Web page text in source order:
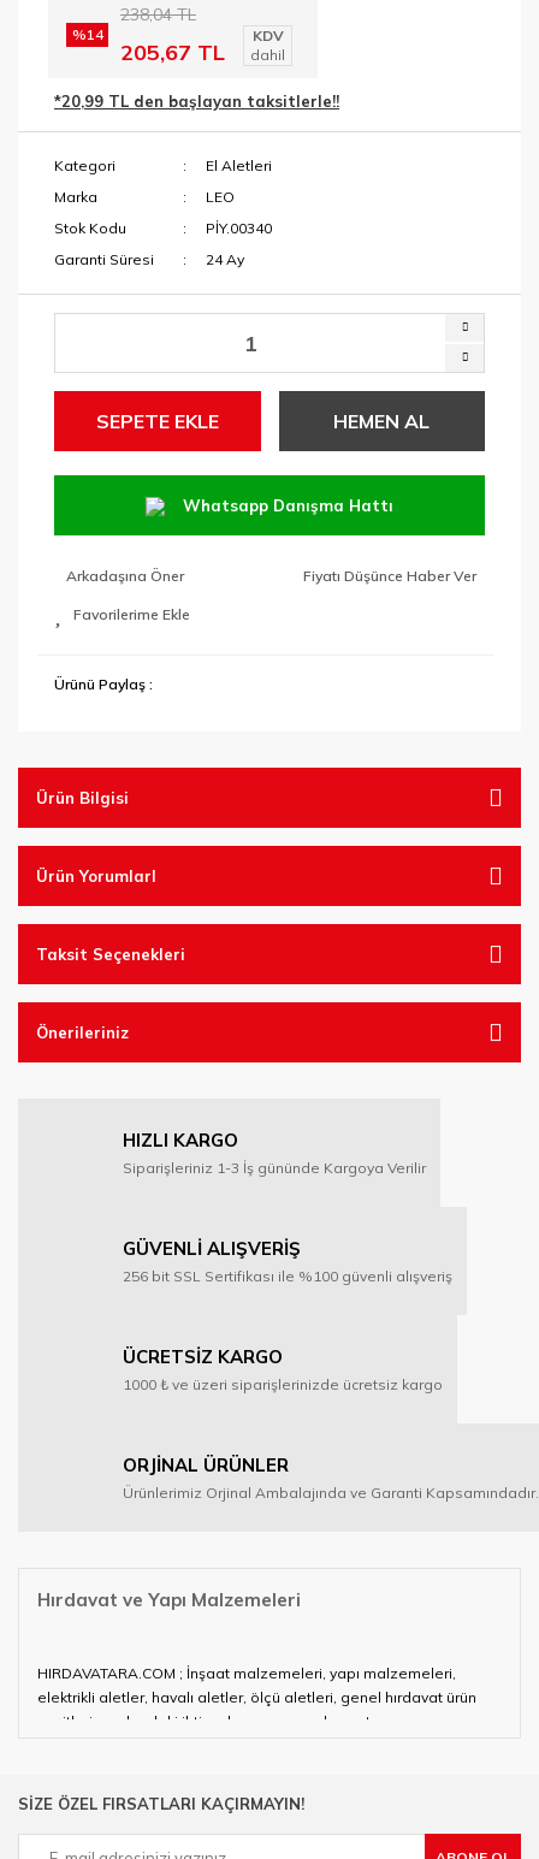
%14
238,04 TL
205,67 TL
KDV
dahil
*20,99 TL den başlayan taksitlerle!!
Kategori
El Aletleri
Marka
LEO
Stok Kodu
PİY.00340
Garanti Süresi
24 Ay
SEPETE EKLE HEMEN AL
Whatsapp Danışma Hattı
Arkadaşına Öner Fiyatı Düşünce Haber Ver
Ürünü Paylaş :
Ürün Bilgisi
Ürün YorumlarI
Taksit Seçenekleri
Önerileriniz
HIZLI KARGO
Siparişleriniz 1-3 İş gününde Kargoya Verilir
GÜVENLİ ALIŞVERİŞ
256 bit SSL Sertifikası ile %100 güvenli alışveriş
ÜCRETSİZ KARGO
1000 ₺ ve üzeri siparişlerinizde ücretsiz kargo
ORJİNAL ÜRÜNLER
Ürünlerimiz Orjinal Ambalajında ve Garanti Kapsamındadır.
Hırdavat ve Yapı Malzemeleri
HIRDAVATARA.COM ; İnşaat malzemeleri, yapı malzemeleri,
elektrikli aletler, havalı aletler, ölçü aletleri, genel hırdavat ürün
çeşitleri ve alandaki ihtiyaçlarınızın neredeyse tamamını
çalışan HIRDAVATARA.COM geniş ürün yelpazesi ile siz değerli
SİZE ÖZEL FIRSATLARI KAÇIRMAYIN!